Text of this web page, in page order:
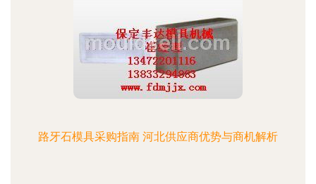
路牙石模具采购指南 河北供应商优势与商机解析